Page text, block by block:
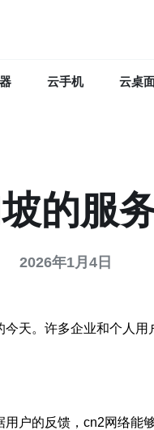
云手机 云桌
的服
2026年1月4日
天。许多企业和个人
户的反馈，cn2网络